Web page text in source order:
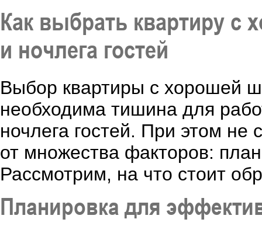
Как выбрать квартиру
и ночлега гостей
Выбор квартиры с хорошей
необходима тишина для
ночлега гостей. При этом не
от множества факторов:
Рассмотрим, на что стоит
Планировка для